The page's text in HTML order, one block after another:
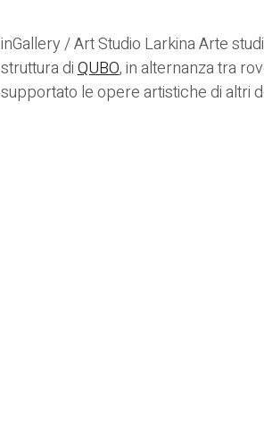
inGallery / Art Studio LarkinaArte
struttura diQUBO, in alternanza tra
supportato le opere artistiche di altri